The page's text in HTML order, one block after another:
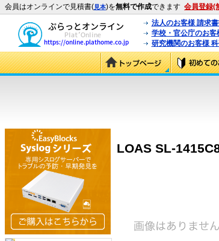
会員はオンラインで見積書(見本)を無料で作成できます 会員登録(
法人のお客様 請求
学校・官公庁のお
研究機関のお客様
LOAS SL-